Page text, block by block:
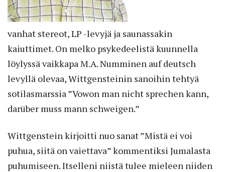
vanhat stereot, LP -levyjä ja saunassakin
kaiuttimet. On melko psykedeelistä kuunnella
löylyssä vaikkapa M.A. Numminen auf deutsch
levyllä olevaa, Wittgensteinin sanoihin tehtyä
sotilasmarssia ”Vowon man nicht sprechen kann,
darüber muss mann schweigen.”
Wittgenstein kirjoitti nuo sanat ”Mistä ei voi
puhua, siitä on vaiettava” kommentiksi Jumalasta
puhumiseen. Itselleni niistä tulee mieleen niiden